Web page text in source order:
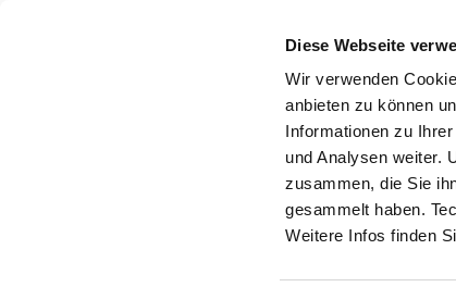
Diese Webseite
Wir verwenden
anbieten zu können
Informationen zu
und Analysen weiter.
zusammen, die Sie
gesammelt haben.
Weitere Infos finden
Bürgerservice Rats- /